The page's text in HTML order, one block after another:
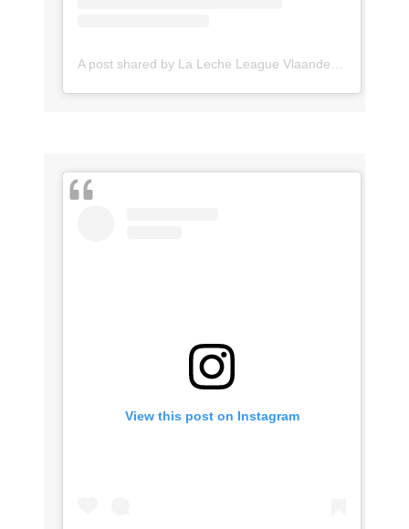
View this post on Instagram